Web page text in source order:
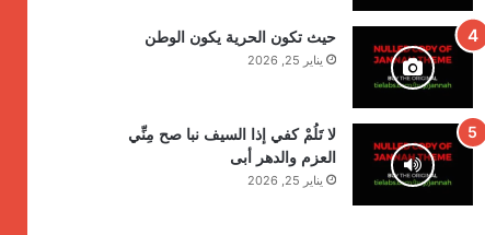
حيث تكون الحرية يكون الوطن
يناير 25, 2026
لا تَلُمْ كفي إذا السيف نبا صح مِنِّي
العزم والدهر أبى
يناير 25, 2026